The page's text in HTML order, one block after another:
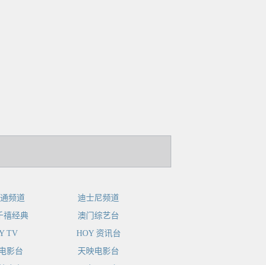
频道
迪士尼频道
禧经典
澳门综艺台
TV
HOY 资讯台
影台
天映电影台